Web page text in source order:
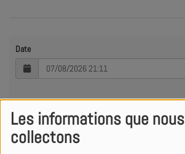
Les informations que nous
collectons
Date
21:10